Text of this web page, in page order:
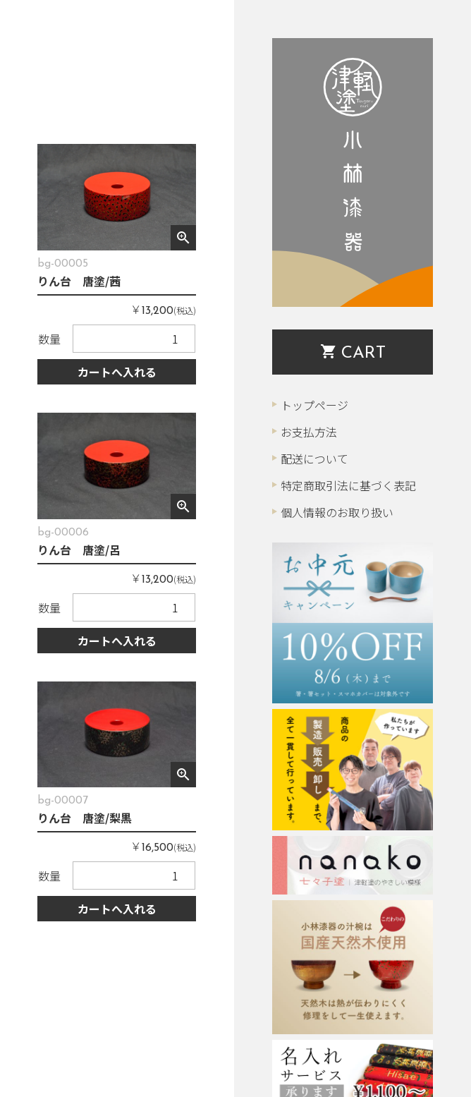
shopping_cart CART
トップページ
お支払方法
配送について
特定商取引法に基づく表記
個人情報のお取り扱い
zoom_in
bg-00005
りん台 唐塗/茜
￥13,200(税込)
数量
カートへ入れる
zoom_in
bg-00006
りん台 唐塗/呂
￥13,200(税込)
数量
カートへ入れる
zoom_in
bg-00007
りん台 唐塗/梨黒
￥16,500(税込)
数量
カートへ入れる